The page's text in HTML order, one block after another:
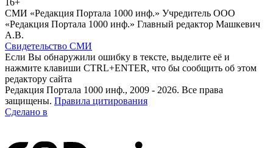
СМИ «Редакция Портала 1000 инф.» Учредитель ООО
«Редакция Портала 1000 инф.» Главный редактор Машкевич
А.В.
Свидетельство СМИ
Если Вы обнаружили ошибку в тексте, выделите её и
нажмите клавиши CTRL+ENTER, что бы сообщить об этом
редактору сайта
Редакция Портала 1000 инф., 2009 - 2026. Все права
защищены. Правила цитирования
Сделано в